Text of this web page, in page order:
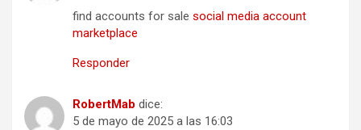
find accounts for sale social media account
marketplace
Responder
RobertMab dice:
5 de mayo de 2025 a las 16:03